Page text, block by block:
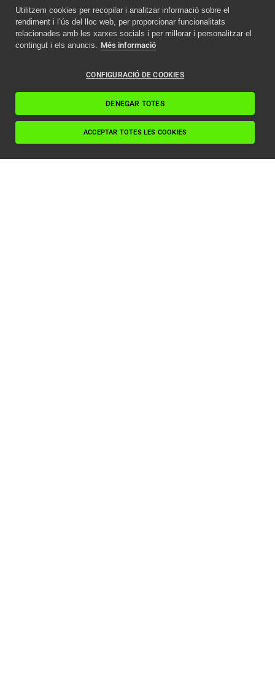
Utilitzem cookies per recopilar i analitzar informació sobre el
rendiment i l’ús del lloc web, per proporcionar funcionalitats
relacionades amb les xarxes socials i per millorar i personalitzar el
contingut i els anuncis. Més informació
CONFIGURACIÓ DE COOKIES
DENEGAR TOTES
ACCEPTAR TOTES LES COOKIES
Avís important
Com afecta la nova
ascensors en 2024
Llegir article